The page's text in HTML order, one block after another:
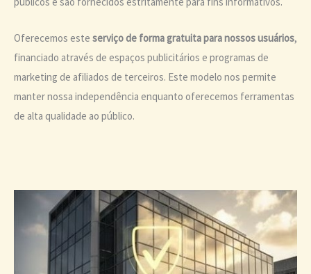
Oferecemos este serviço de forma gratuita para nossos usuários,
financiado através de espaços publicitários e programas de
marketing de afiliados de terceiros. Este modelo nos permite
manter nossa independência enquanto oferecemos ferramentas
de alta qualidade ao público.